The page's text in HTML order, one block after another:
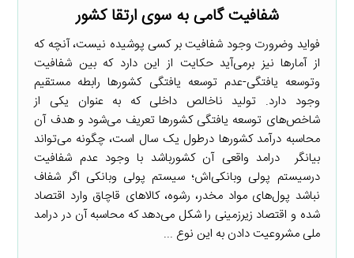
شفافیت گامی به سوی ارتقا کشور
فواید وضرورت وجود شفافیت بر کسی پوشیده نیست، آنچه که
از آمارها نیز برمی‌آید حکایت از این دارد که بین شفافیت
وتوسعه یافتگی-عدم توسعه یافتگی کشورها رابطه مستقیم
وجود دارد. تولید ناخالص داخلی که به عنوان یکی از
شاخص‌های توسعه یافتگی کشورها تعریف می‌شود و هدف آن
محاسبه درآمد کشورها درطول یک سال است، چگونه می‌تواند
بیانگر درامد واقعی آن کشورباشد با وجود عدم شفافیت
درسیستم پولی وبانکی‌اش؛ سیستم پولی وبانکی اگر شفاف
نباشد پول‌های مواد مخدر، رشوه، کالاهای قاچاق وارد اقتصاد
شده و اقتصاد زیرزمینی را شکل می‌دهد که محاسبه آن در درامد
ملی مشروعیت دادن به این نوع ...